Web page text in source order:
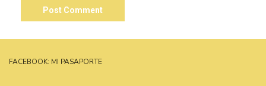
FACEBOOK: MI PASAPORTE